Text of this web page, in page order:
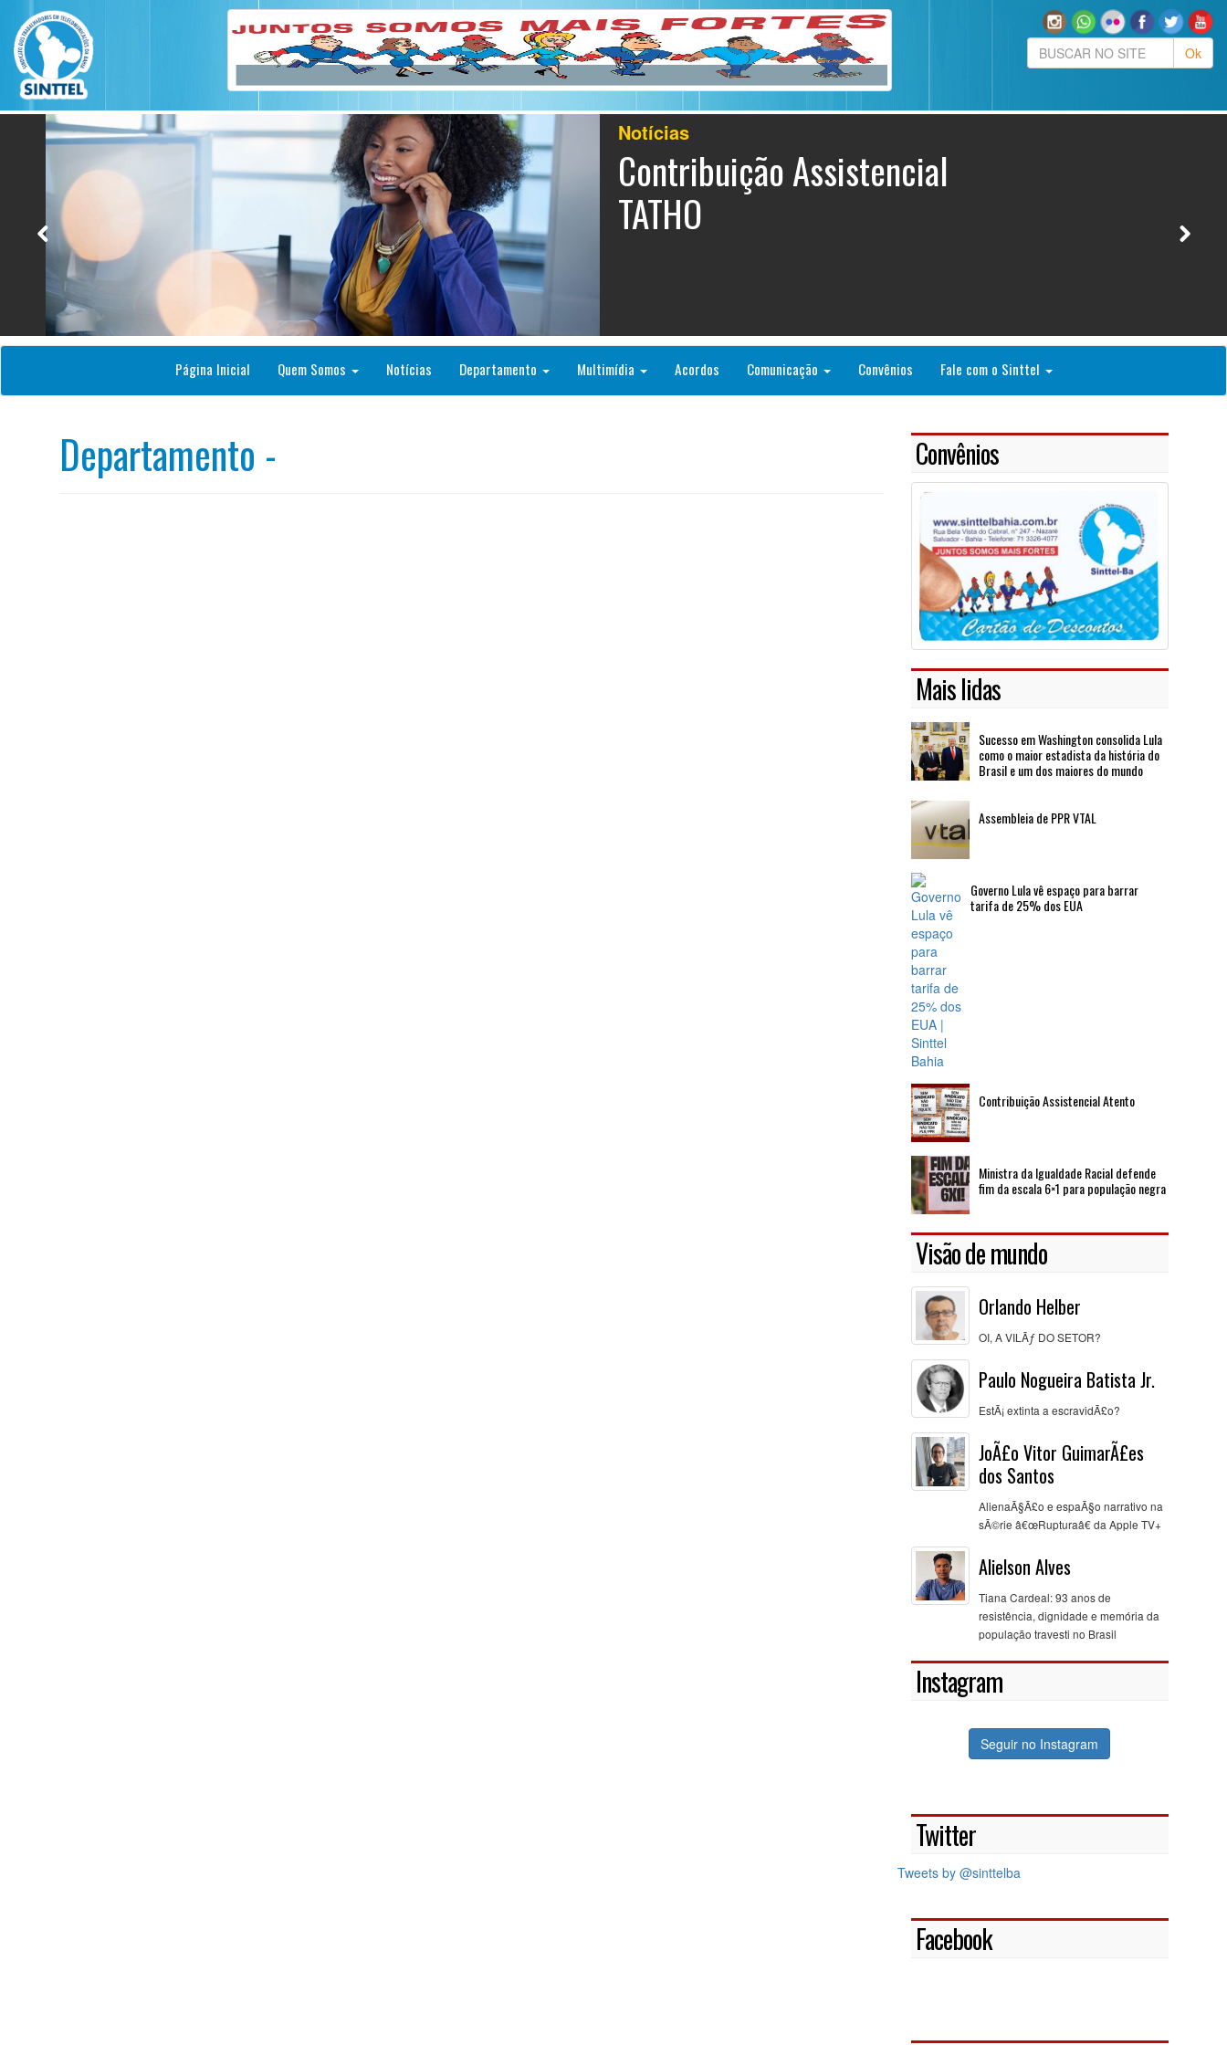
Notícias
Contribuição Assistencial
TATHO
Página Inicial Quem Somos Notícias Departamento Multimídia Acordos Comunicação Convênios Fale com o Sinttel
Departamento - Convênios
Mais lidas
Sucesso em Washington consolida Lula
como o maior estadista da história do
Brasil e um dos maiores do mundo
Assembleia de PPR VTAL
Governo Lula vê espaço para barrar
tarifa de 25% dos EUA
Contribuição Assistencial Atento
Ministra da Igualdade Racial defende
fim da escala 6×1 para população negra
Visão de mundo
Orlando Helber
OI, A VILÃƒ DO SETOR?
Paulo Nogueira Batista Jr.
EstÃ¡ extinta a escravidÃ£o?
JoÃ£o Vitor GuimarÃ£es
dos Santos
AlienaÃ§Ã£o e espaÃ§o narrativo na
sÃ©rie â€œRupturaâ€ da Apple TV+
Alielson Alves
Tiana Cardeal: 93 anos de
resistência, dignidade e memória da
população travesti no Brasil
Instagram
Seguir no Instagram
Twitter
Tweets by @sinttelba
Facebook